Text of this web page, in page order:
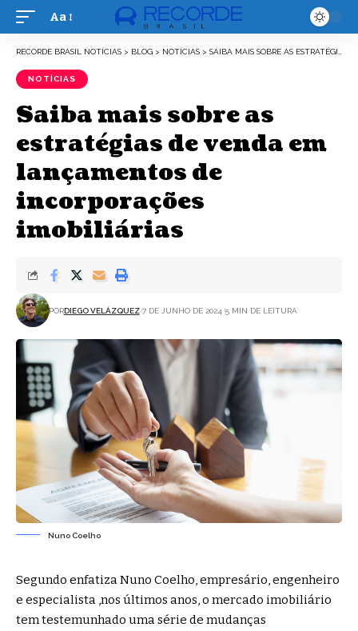
Font
Aa
RECORDE BRASIL NOTÍCIAS > BLOG > NOTÍCIAS > SAIBA MAIS SOBRE AS ESTRATÉGIAS DE VENDA EM LANÇAMENTOS DE INCORPORAÇÕES IMOBILIÁRIAS
NOTÍCIAS
Saiba mais sobre as
estratégias de venda em
lançamentos de
incorporações
imobiliárias
PORDIEGO VELÁZQUEZ 7 DE JUNHO DE 2024 5 MIN DE LEITURA
Nuno Coelho
Segundo enfatiza Nuno Coelho, empresário, engenheiro
e especialista ,nos últimos anos, o mercado imobiliário
tem testemunhado uma série de mudanças